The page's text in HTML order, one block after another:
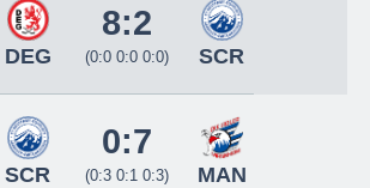
DEG
8:2
(0:0 0:0 0:0) SCR
SCR
0:7
(0:3 0:1 0:3) MAN